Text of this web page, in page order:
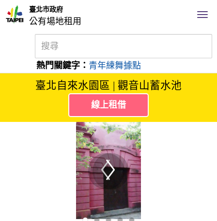
臺北市政府
公有場地租用
熱門關鍵字： 青年練舞據點
臺北自來水園區 | 觀音山蓄水池
線上租借